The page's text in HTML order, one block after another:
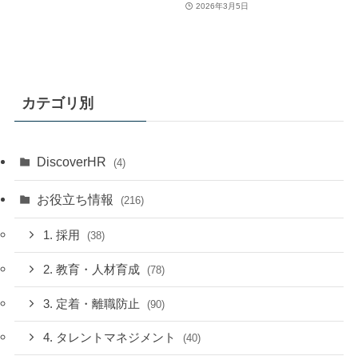
2026年3月5日
カテゴリ別
DiscoverHR (4)
お役立ち情報 (216)
1. 採用 (38)
2. 教育・人材育成 (78)
3. 定着・離職防止 (90)
4. タレントマネジメント (40)